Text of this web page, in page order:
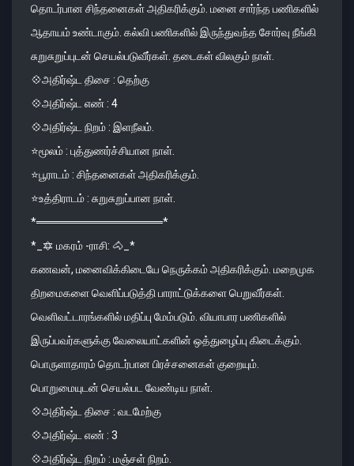
தொடர்பான சிந்தனைகள் அதிகரிக்கும். மனை சார்ந்த பணிகளில்
ஆதாயம் உண்டாகும். கல்வி பணிகளில் இருந்துவந்த சோர்வு நீங்கி
சுறுசுறுப்புடன் செயல்படுவீர்கள். தடைகள் விலகும் நாள்.
💠அதிர்ஷ்ட திசை : தெற்கு
💠அதிர்ஷ்ட எண் : 4
💠அதிர்ஷ்ட நிறம் : இளநீலம்.
⭐️மூலம் : புத்துணர்ச்சியான நாள்.
⭐️பூராடம் : சிந்தனைகள் அதிகரிக்கும்.
⭐️உத்திராடம் : சுறுசுறுப்பான நாள்.
*════════════════*
*_🔯 மகரம் -ராசி: 🐴_*
கணவன், மனைவிக்கிடையே நெருக்கம் அதிகரிக்கும். மறைமுக
திறமைகளை வெளிப்படுத்தி பாராட்டுக்களை பெறுவீர்கள்.
வெளிவட்டாரங்களில் மதிப்பு மேம்படும். வியாபார பணிகளில்
இருப்பவர்களுக்கு வேலையாட்களின் ஒத்துழைப்பு கிடைக்கும்.
பொருளாதாரம் தொடர்பான பிரச்சனைகள் குறையும்.
பொறுமையுடன் செயல்பட வேண்டிய நாள்.
💠அதிர்ஷ்ட திசை : வடமேற்கு
💠அதிர்ஷ்ட எண் : 3
💠அதிர்ஷ்ட நிறம் : மஞ்சள் நிறம்.